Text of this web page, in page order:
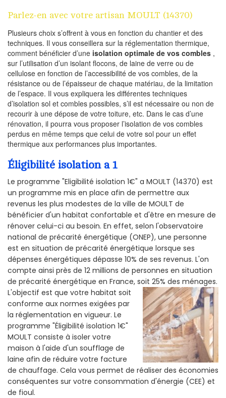
Parlez-en avec votre artisan MOULT (14370)
Plusieurs choix s’offrent à vous en fonction du chantier et des
techniques. Il vous conseillera sur la réglementation thermique,
comment bénéficier d’une isolation optimale de vos combles ,
sur l’utilisation d’un isolant flocons, de laine de verre ou de
cellulose en fonction de l’accessibilité de vos combles, de la
résistance ou de l’épaisseur de chaque matériau, de la limitation
de l’espace. Il vous expliquera les différentes techniques
d’isolation sol et combles possibles, s’il est nécessaire ou non de
recourir à une dépose de votre toiture, etc. Dans le cas d’une
rénovation, il pourra vous proposer l’isolation de vos combles
perdus en même temps que celui de votre sol pour un effet
thermique aux performances plus importantes.
Éligibilité isolation a 1
Le programme "Eligibilité isolation 1€" a MOULT (14370) est
un programme mis en place afin de permettre aux
revenus les plus modestes de la ville de MOULT de
bénéficier d'un habitat confortable et d'être en mesure de
rénover celui-ci au besoin. En effet, selon l'observatoire
national de précarité énergétique (ONEP), une personne
est en situation de précarité énergétique lorsque ses
dépenses énergétiques dépasse 10% de ses revenus. L'on
compte ainsi près de 12 millions de personnes en situation
de précarité énergétique en France, soit 25% des ménages.
L'objectif est que votre habitat soit
conforme aux normes exigées par
la réglementation en vigueur. Le
programme "Éligibilité isolation 1€"
MOULT consiste à isoler votre
maison à l'aide d'un soufflage de
laine afin de réduire votre facture
de chauffage. Cela vous permet de réaliser des économies
conséquentes sur votre consommation d'énergie (CEE) et
de fioul.